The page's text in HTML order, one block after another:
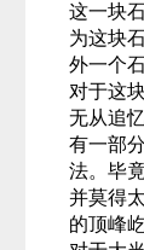
这一块
为这块
外一个
对于这
无从追
有一部
法。毕
并莫得
的顶峰